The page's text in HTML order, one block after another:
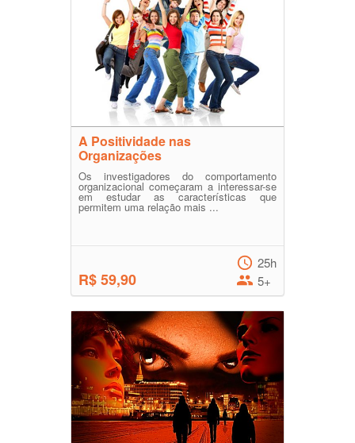
A Positividade nas
Organizações
Os investigadores do comportamento
organizacional começaram a interessar-se
em estudar as características que
permitem uma relação mais ...
R$ 59,90
25h
5+